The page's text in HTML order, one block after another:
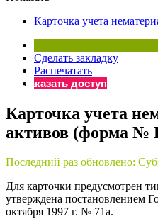
Бератор
«Нормативные акты для
Материалы
Онлайн-сервисы
Просто заполните форму,
Карточка учета
Сделать закладку
Распечатать
Заказать доступ
Карточка учета
активов (форма
Последний раз обновлено:
Для карточки предусмотрен
утверждена постановлением
октября 1997 г. № 71а.